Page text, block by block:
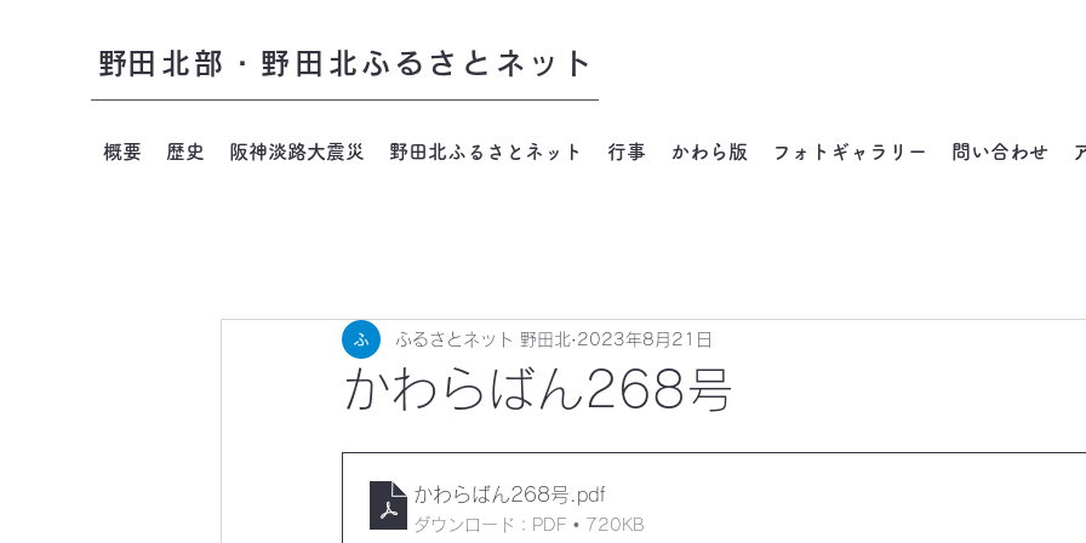
​野田北部・野田北ふるさとネット
概要 歴史 阪神淡路大震災 野田北ふるさとネット 行事 かわら版 フォトギャラリー 問い合わせ
かわらばん268号
ふるさとネット 野田北 2023年8月21日
かわらばん268号 .pdf
ダウンロード：PDF • 720KB